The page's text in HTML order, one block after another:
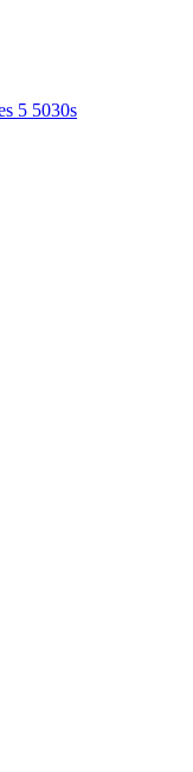
5 5030s